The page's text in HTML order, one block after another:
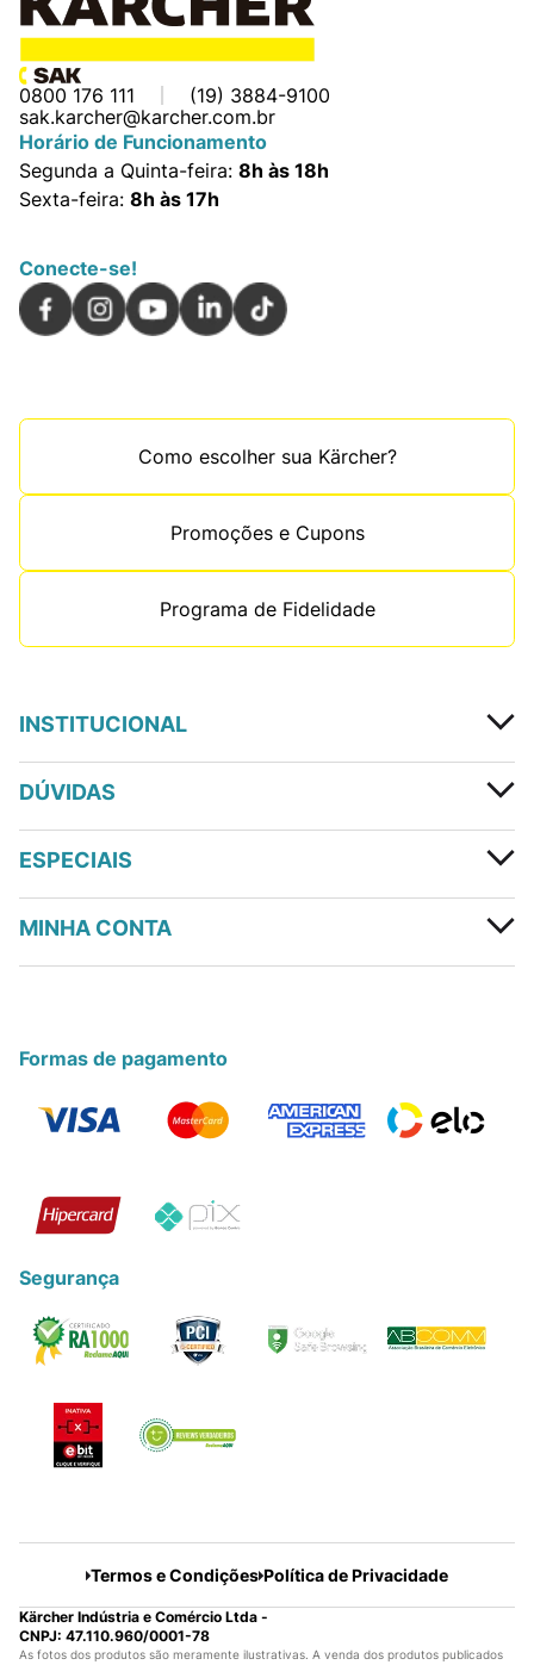
0800 176 111
(19) 3884-9100
sak.karcher@karcher.com.br
Horário de Funcionamento
Segunda a Quinta-feira: 8h às 18h
Sexta-feira: 8h às 17h
Conecte-se!
Como escolher sua Kärcher?
Promoções e Cupons
Programa de Fidelidade
INSTITUCIONAL
DÚVIDAS
ESPECIAIS
MINHA CONTA
Formas de pagamento
Segurança
Termos e Condições Política de Privacidade
Kärcher Indústria e Comércio Ltda -
CNPJ: 47.110.960/0001-78
As fotos dos produtos são meramente ilustrativas. A venda dos produtos publicados